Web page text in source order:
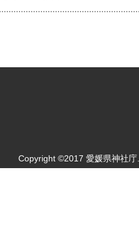
Copyright ©2017 愛媛県神社庁